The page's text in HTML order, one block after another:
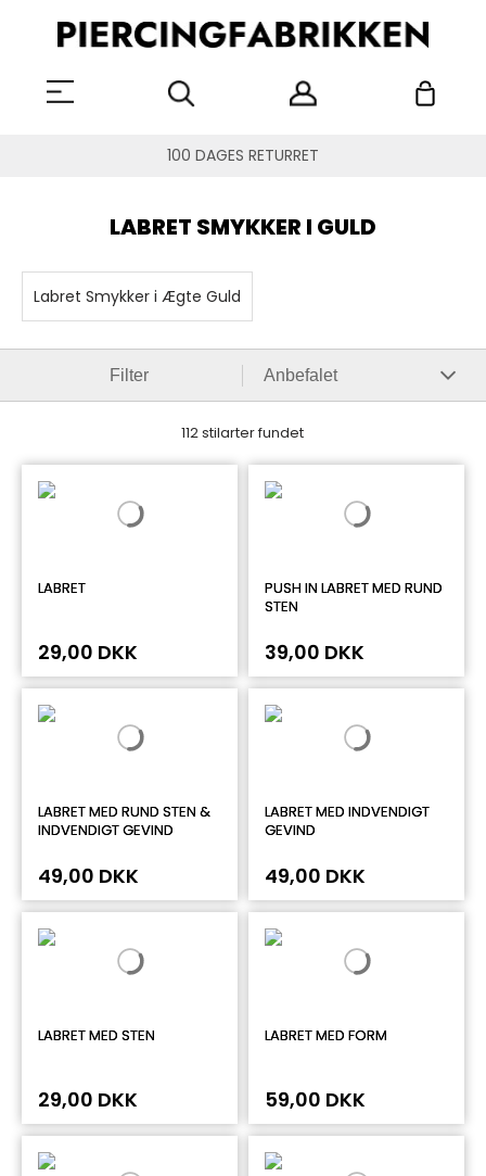
100 DAGES RETURRET
LABRET SMYKKER I GULD
Labret Smykker i Ægte Guld
Filter
112 stilarter fundet
LABRET
29,00 DKK
PUSH IN LABRET MED RUND
STEN
39,00 DKK
LABRET MED RUND STEN &
INDVENDIGT GEVIND
49,00 DKK
LABRET MED INDVENDIGT
GEVIND
49,00 DKK
LABRET MED STEN
29,00 DKK
LABRET MED FORM
59,00 DKK